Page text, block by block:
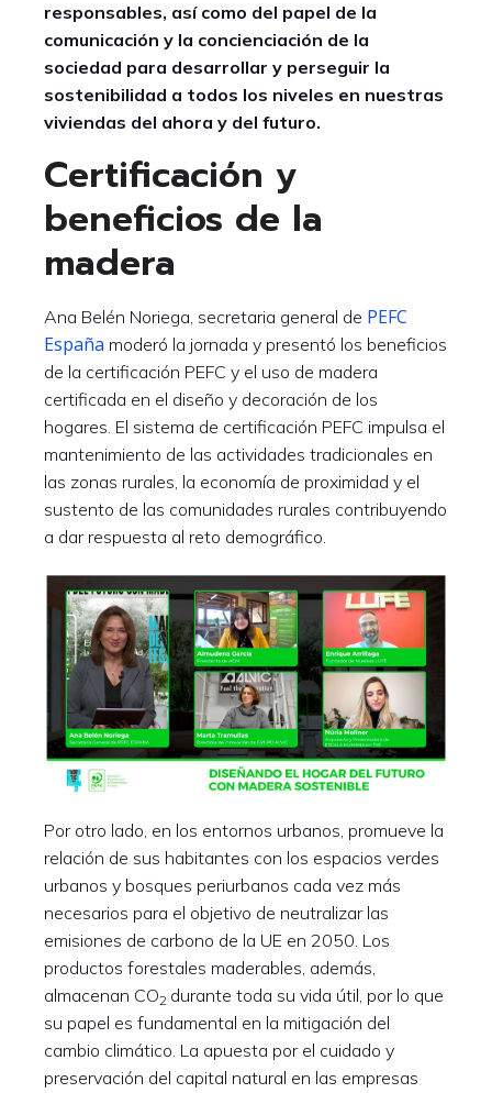
responsables, así como del papel de la
comunicación y la concienciación de la
sociedad para desarrollar y perseguir la
sostenibilidad a todos los niveles en nuestras
viviendas del ahora y del futuro.
Certificación y
beneficios de la
madera
Ana Belén Noriega, secretaria general de PEFC
España moderó la jornada y presentó los beneficios
de la certificación PEFC y el uso de madera
certificada en el diseño y decoración de los
hogares. El sistema de certificación PEFC impulsa el
mantenimiento de las actividades tradicionales en
las zonas rurales, la economía de proximidad y el
sustento de las comunidades rurales contribuyendo
a dar respuesta al reto demográfico.
Por otro lado, en los entornos urbanos, promueve la
relación de sus habitantes con los espacios verdes
urbanos y bosques periurbanos cada vez más
necesarios para el objetivo de neutralizar las
emisiones de carbono de la UE en 2050. Los
productos forestales maderables, además,
almacenan CO2 durante toda su vida útil, por lo que
su papel es fundamental en la mitigación del
cambio climático. La apuesta por el cuidado y
preservación del capital natural en las empresas